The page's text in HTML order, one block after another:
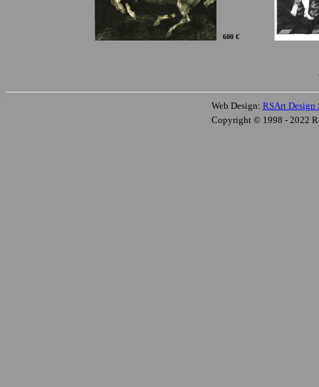
600 €
Web Design: RSArt Design
Copyright © 1998 - 2022